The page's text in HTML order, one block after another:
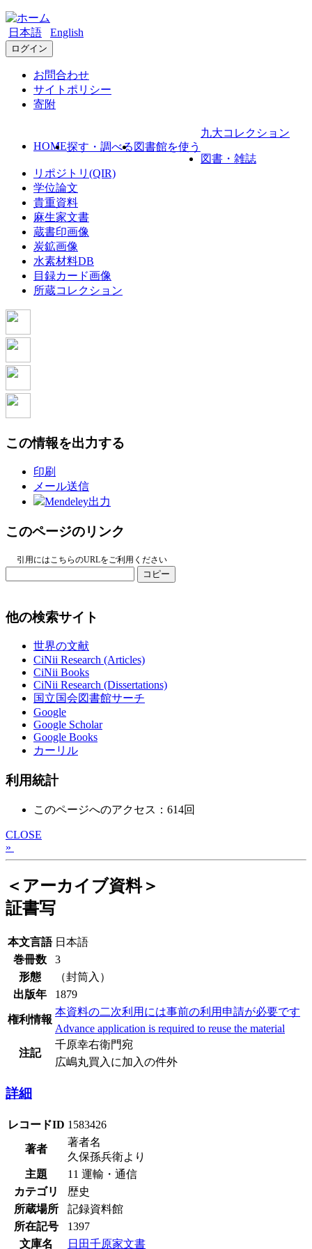
日本語 English
ログイン
お問合わせ
サイトポリシー
寄附
HOME探す・調べる 図書館を使う
九大コレクション
図書・雑誌
リポジトリ(QIR)
学位論文
貴重資料
麻生家文書
蔵書印画像
炭鉱画像
水素材料DB
目録カード画像
所蔵コレクション
この情報を出力する
印刷
メール送信
Mendeley出力
このページのリンク
引用にはこちらのURLをご利用ください
コピー
他の検索サイト
世界の文献
CiNii Research (Articles)
CiNii Books
CiNii Research (Dissertations)
国立国会図書館サーチ
Google
Google Scholar
Google Books
カーリル
利用統計
このページへのアクセス：614回
CLOSE
»
＜アーカイブ資料＞
証書写
本文言語 日本語
巻冊数
3
形態
（封筒入）
出版年
1879
権利情報
本資料の二次利用には事前の利用申請が必要です
Advance application is required to reuse the material
注記
千原幸右衛門宛
広嶋丸買入に加入の件外
詳細
レコードID 1583426
著者
著者名
久保孫兵衛より
主題
11 運輸・通信
カテゴリ
歴史
所蔵場所
記録資料館
所在記号
1397
文庫名
日田千原家文書